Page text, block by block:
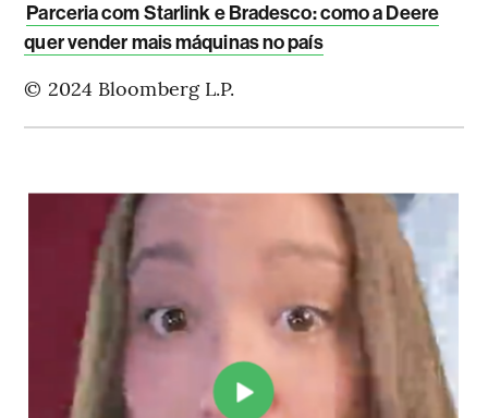
Parceria com Starlink e Bradesco: como a Deere
quer vender mais máquinas no país
© 2024 Bloomberg L.P.